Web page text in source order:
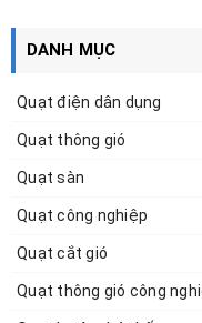
DANH MỤC
Quạt điện dân dụng
Quạt thông gió
Quạt sàn
Quạt công nghiệp
Quạt cắt gió
Quạt thông gió công